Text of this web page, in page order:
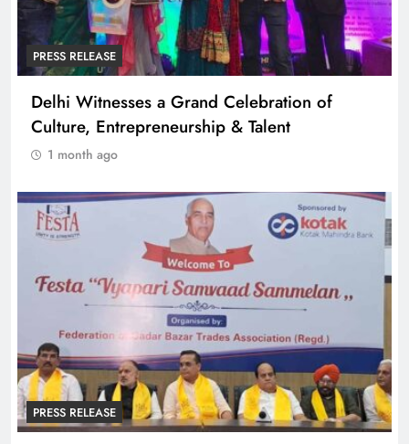
PRESS RELEASE
Delhi Witnesses a Grand Celebration of
Culture, Entrepreneurship & Talent
1 month ago
PRESS RELEASE